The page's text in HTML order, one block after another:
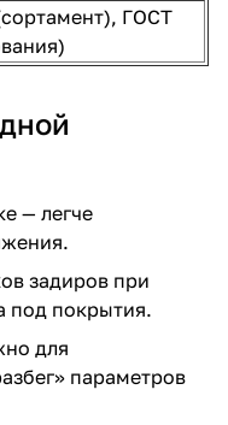
ГОСТ
— легче
задиров при
под покрытия.
для
параметров